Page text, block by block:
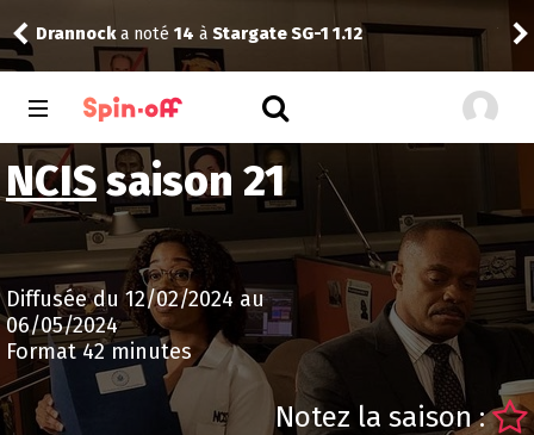
Drannocka noté 14 à Stargate SG-1 1.12
NCISsaison 21
Diffusée du 12/02/2024 au
06/05/2024
Format 42 minutes
Notez la saison :